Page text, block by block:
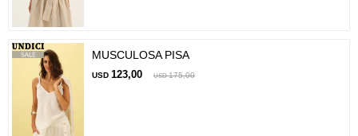
MUSCULOSA PISA
USD 123,00 USD 175,00